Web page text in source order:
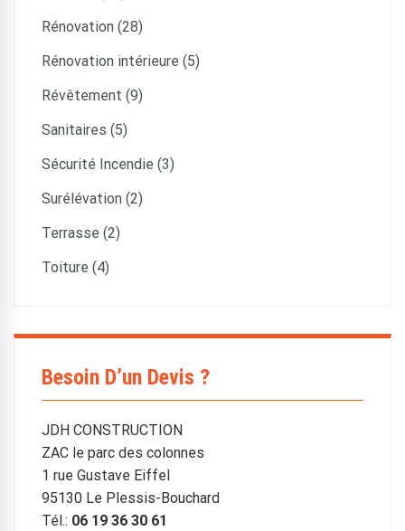
Rénovation (28)
Rénovation intérieure (5)
Révêtement (9)
Sanitaires (5)
Sécurité Incendie (3)
Surélévation (2)
Terrasse (2)
Toiture (4)
Besoin D’un Devis ?
JDH CONSTRUCTION
ZAC le parc des colonnes
1 rue Gustave Eiffel
95130 Le Plessis-Bouchard
Tél.: 06 19 36 30 61